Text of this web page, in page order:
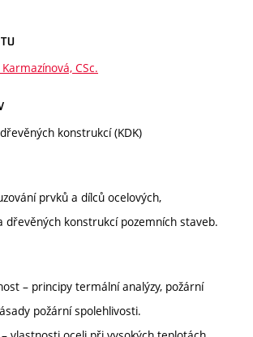
CSc.
konstrukcí (KDK)
prvků a dílců ocelových,
dřevěných konstrukcí pozemních staveb.
– principy termální analýzy, požární
požární spolehlivosti.